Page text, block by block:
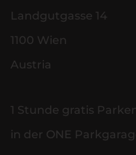
Landgutgasse 14
1100 Wien
Austria
1 Stunde gratis
in der ONE